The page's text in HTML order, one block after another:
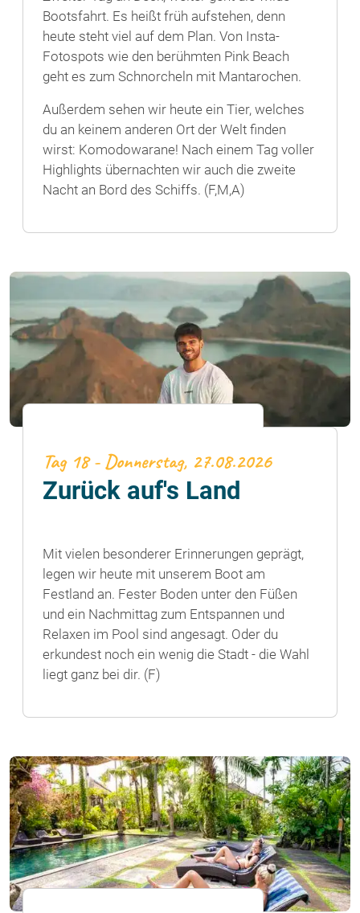
Bootsfahrt. Es heißt früh aufstehen, denn
heute steht viel auf dem Plan. Von Insta-
Fotospots wie den berühmten Pink Beach
geht es zum Schnorcheln mit Mantarochen.
Außerdem sehen wir heute ein Tier, welches
du an keinem anderen Ort der Welt finden
wirst: Komodowarane! Nach einem Tag voller
Highlights übernachten wir auch die zweite
Nacht an Bord des Schiffs. (F,M,A)
Tag 18 - Donnerstag, 27.08.2026
Zurück auf's Land
Mit vielen besonderer Erinnerungen geprägt,
legen wir heute mit unserem Boot am
Festland an. Fester Boden unter den Füßen
und ein Nachmittag zum Entspannen und
Relaxen im Pool sind angesagt. Oder du
erkundest noch ein wenig die Stadt - die Wahl
liegt ganz bei dir. (F)